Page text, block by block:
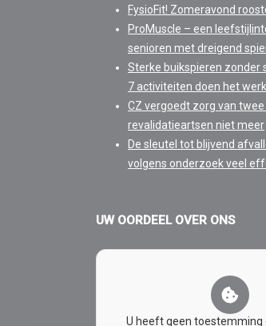
FysioFit! Zomeravond
ProMuscle – een
senioren met dreigend
Sterke buikspieren zonder
7 activiteiten doen het
CZ vergoedt zorg van
revalidatieartsen niet meer
De sleutel tot blijvend
volgens onderzoek veel
UW OORDEEL OVER ONS
U heeft geen toestemming